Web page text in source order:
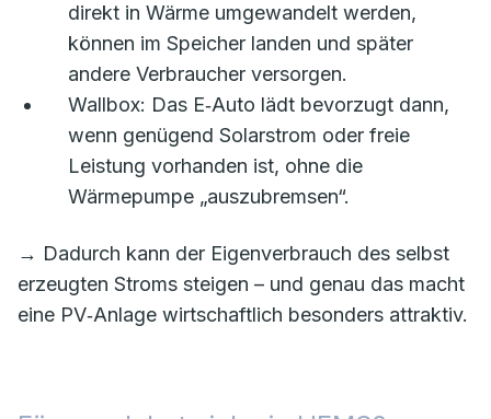
direkt in Wärme umgewandelt werden,
können im Speicher landen und später
andere Verbraucher versorgen.
Wallbox: Das E‑Auto lädt bevorzugt dann,
wenn genügend Solarstrom oder freie
Leistung vorhanden ist, ohne die
Wärmepumpe „auszubremsen“.
→ Dadurch kann der Eigenverbrauch des selbst
erzeugten Stroms steigen – und genau das macht
eine PV‑Anlage wirtschaftlich besonders attraktiv.